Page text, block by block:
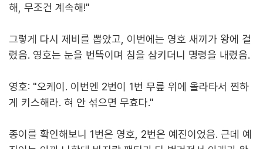
해, 무조건 계속해!"
그렇게 다시 제비를 뽑았고, 이번에는 영호 새끼가 왕에 걸
렸음. 영호는 눈을 번뜩이며 침을 삼키더니 명령을 내렸음.
영호: "오케이. 이번엔 2번이 1번 무릎 위에 올라타서 찐하
게 키스해라. 혀 안 섞으면 무효다."
종이를 확인해보니 1번은 영호, 2번은 예진이었음. 근데 예